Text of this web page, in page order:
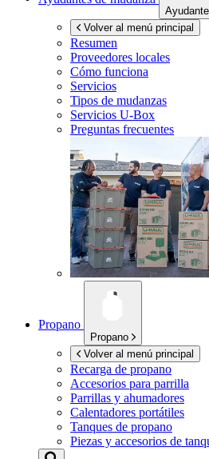
Volver al menú principal
Resumen
Proveedores locales
Cómo funciona
Servicios
Tipos de mudanzas
Servicios U-Box
Preguntas frecuentes
Propano
Propano
Volver al menú principal
Recarga de propano
Accesorios para parrilla
Parrillas y ahumadores
Calentadores portátiles
Tanques de propano
Piezas y accesorios de